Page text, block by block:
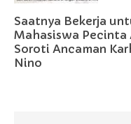
Saatnya Bekerja
Mahasiswa Pecinta
Soroti Ancaman
Nino